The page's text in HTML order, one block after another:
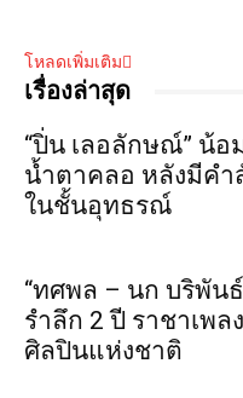
โหลดเพิ่มเติม
เรื่องล่าสุด
“ปิ่น เลอลักษณ์” น้
น้ำตาคลอ หลังมีคำ
ในชั้นอุทธรณ์
“ทศพล – นก บริพัน
รำลึก 2 ปี ราชาเพ
ศิลปินแห่งชาติ